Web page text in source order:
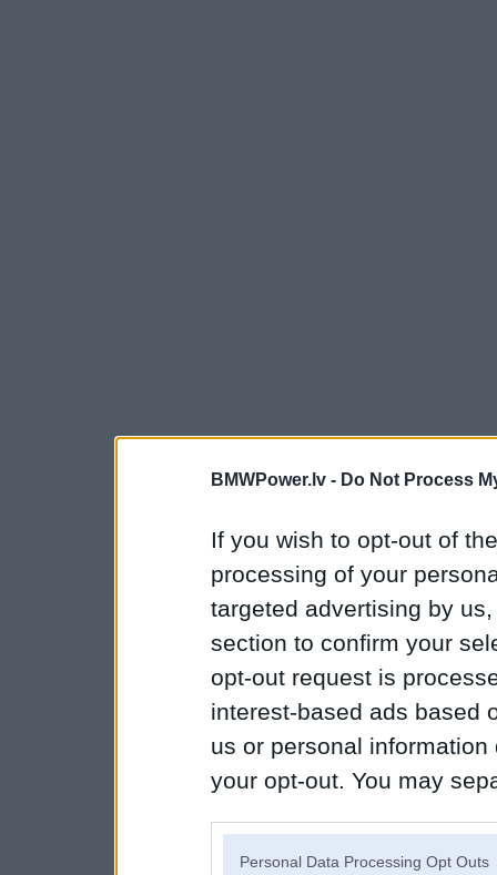
BMWPower.lv - Do Not Process
If you wish to opt-out of
processing of your
targeted advertising by
section to confirm your
opt-out request is
interest-based ads based
us or personal
your opt-out. You may
Personal Data Processing Opt Outs